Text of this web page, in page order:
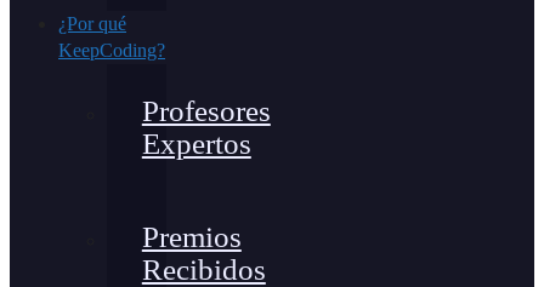
¿Por qué
KeepCoding?
Profesores
Expertos
Premios
Recibidos